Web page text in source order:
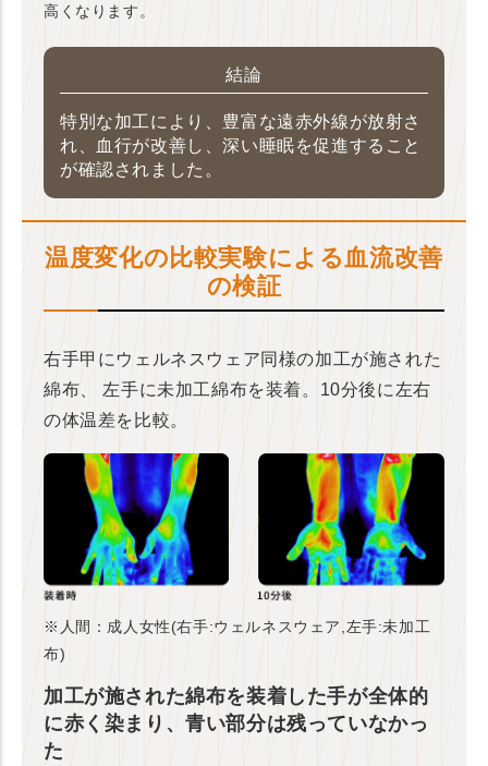
高くなります。
結論
特別な加工により、豊富な遠赤外線が放射さ
れ、血行が改善し、深い睡眠を促進すること
が確認されました。
温度変化の比較実験による血流改善
の検証
右手甲にウェルネスウェア同様の加工が施された
綿布、
左手に未加工綿布を装着。10分後に左右
の体温差を比較。
※人間：成人女性(右手:ウェルネスウェア,左手:未加工
布)
加工が施された綿布を装着した手が全体的
に赤く染まり、青い部分は残っていなかっ
た